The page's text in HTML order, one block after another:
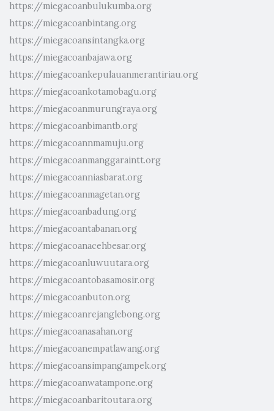
https://miegacoanbulukumba.org
https://miegacoanbintang.org
https://miegacoansintangka.org
https://miegacoanbajawa.org
https://miegacoankepulauanmerantiriau.org
https://miegacoankotamobagu.org
https://miegacoanmurungraya.org
https://miegacoanbimantb.org
https://miegacoannmamuju.org
https://miegacoanmanggaraintt.org
https://miegacoanniasbarat.org
https://miegacoanmagetan.org
https://miegacoanbadung.org
https://miegacoantabanan.org
https://miegacoanacehbesar.org
https://miegacoanluwuutara.org
https://miegacoantobasamosir.org
https://miegacoanbuton.org
https://miegacoanrejanglebong.org
https://miegacoanasahan.org
https://miegacoanempatlawang.org
https://miegacoansimpangampek.org
https://miegacoanwatampone.org
https://miegacoanbaritoutara.org